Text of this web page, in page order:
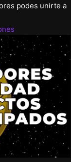
podes unirte a